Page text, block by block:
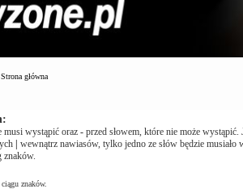
Strona główna
musi wystąpić oraz - przed słowem, które nie może wystąpić.
| wewnątrz nawiasów, tylko jedno ze słów będzie musiało
znaków.
znaków.